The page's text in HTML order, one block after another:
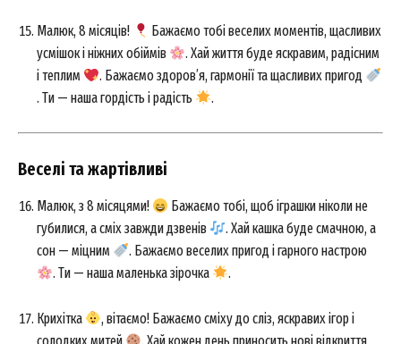
Малюк, 8 місяців!
Бажаємо тобі веселих моментів, щасливих
усмішок і ніжних обіймів
. Хай життя буде яскравим, радісним
і теплим
. Бажаємо здоров’я, гармонії та щасливих пригод
. Ти — наша гордість і радість
.
Веселі та жартівливі
Малюк, з 8 місяцями!
Бажаємо тобі, щоб іграшки ніколи не
губилися, а сміх завжди дзвенів
. Хай кашка буде смачною, а
сон — міцним
. Бажаємо веселих пригод і гарного настрою
. Ти — наша маленька зірочка
.
Крихітка
, вітаємо! Бажаємо сміху до сліз, яскравих ігор і